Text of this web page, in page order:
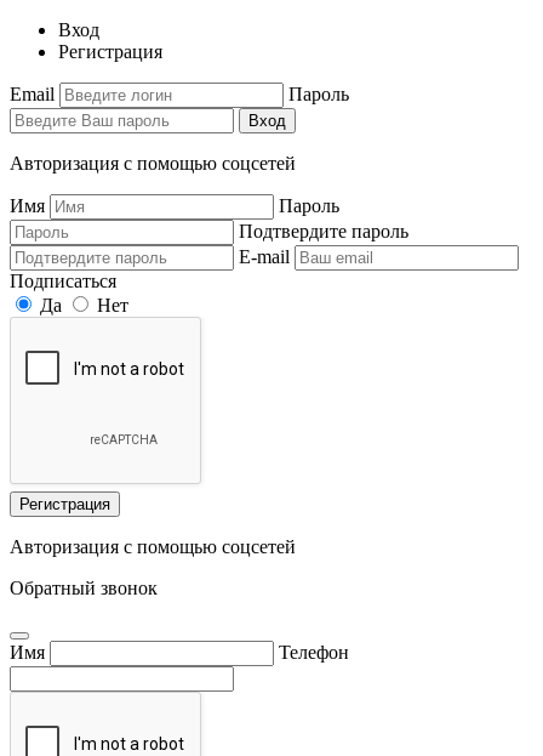
Вход
Регистрация
Email Пароль
Вход
Авторизация с помощью соцсетей
Имя
Пароль
Подтвердите пароль
E-mail
Подписаться
Да
Нет
Регистрация
Авторизация с помощью соцсетей
Обратный звонок
Имя Телефон